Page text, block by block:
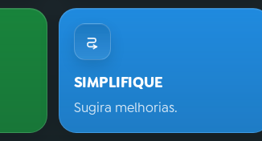
SIMPLIFIQUE
Sugira melhorias.